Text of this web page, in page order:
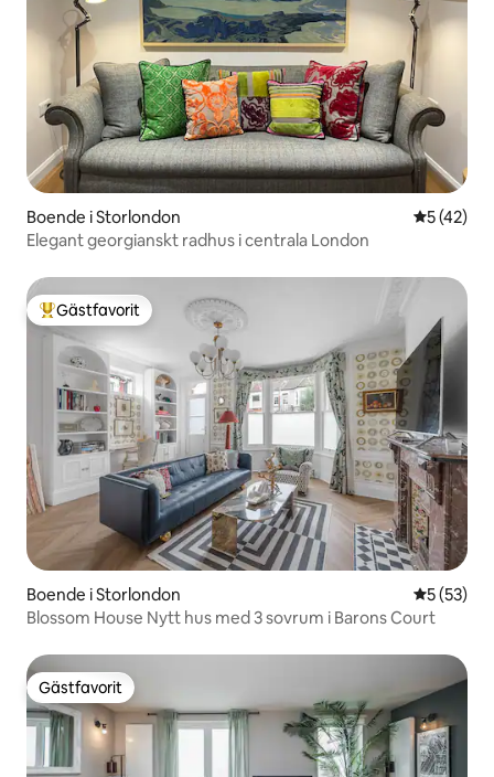
Boende i Storlondon 5 av 5 i
5 (42)
Elegant georgianskt radhus i centrala London
Populär gästfavorit
Gästfavorit
Boende i Storlondon 5 av 5 i
5 (53)
Blossom House Nytt hus med 3 sovrum i Barons Court
Gästfavorit
Gästfavorit